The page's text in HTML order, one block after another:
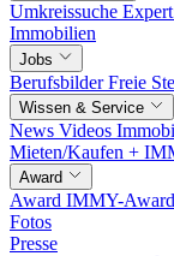
Umkreissuche
Immobilien
Jobs
BerufsbilderFreie
Wissen & Service
News Videos
Mieten/Kaufen +
Award
Award IMMY-
Fotos
Presse